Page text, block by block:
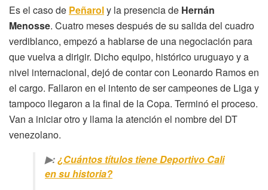
Es el caso de Peñaroly la presencia de Hernán
Menosse. Cuatro meses después de su salida del cuadro
verdiblanco, empezó a hablarse de una negociación para
que vuelva a dirigir. Dicho equipo, histórico uruguayo y a
nivel internacional, dejó de contar con Leonardo Ramos en
el cargo. Fallaron en el intento de ser campeones de Liga y
tampoco llegaron a la final de la Copa. Terminó el proceso.
Van a iniciar otro y llama la atención el nombre del DT
venezolano.
▶:¿Cuántos títulos tiene Deportivo Cali
en su historia?